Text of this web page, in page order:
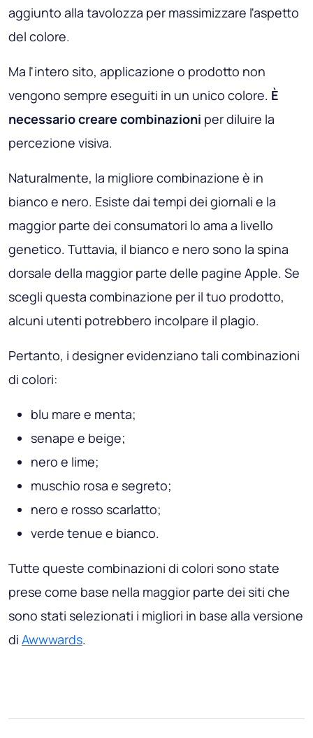
aggiunto alla tavolozza per massimizzare l'aspetto
del colore.
Ma l'intero sito, applicazione o prodotto non
vengono sempre eseguiti in un unico colore. È
necessario creare combinazioni per diluire la
percezione visiva.
Naturalmente, la migliore combinazione è in
bianco e nero. Esiste dai tempi dei giornali e la
maggior parte dei consumatori lo ama a livello
genetico. Tuttavia, il bianco e nero sono la spina
dorsale della maggior parte delle pagine Apple. Se
scegli questa combinazione per il tuo prodotto,
alcuni utenti potrebbero incolpare il plagio.
Pertanto, i designer evidenziano tali combinazioni
di colori:
blu mare e menta;
senape e beige;
nero e lime;
muschio rosa e segreto;
nero e rosso scarlatto;
verde tenue e bianco.
Tutte queste combinazioni di colori sono state
prese come base nella maggior parte dei siti che
sono stati selezionati i migliori in base alla versione
di Awwwards.